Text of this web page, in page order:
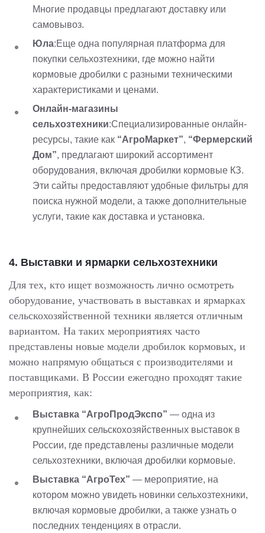
Многие продавцы предлагают доставку или
самовывоз.
Юла:Еще одна популярная платформа для
покупки сельхозтехники, где можно найти
кормовые дробилки с разными техническими
характеристиками и ценами.
Онлайн-магазины
сельхозтехники:Специализированные онлайн-
ресурсы, такие как “АгроМаркет”, “Фермерский
Дом”, предлагают широкий ассортимент
оборудования, включая дробилки кормовые КЗ.
Эти сайты предоставляют удобные фильтры для
поиска нужной модели, а также дополнительные
услуги, такие как доставка и установка.
4. Выставки и ярмарки сельхозтехники
Для тех, кто ищет возможность лично осмотреть
оборудование, участвовать в выставках и ярмарках
сельскохозяйственной техники является отличным
вариантом. На таких мероприятиях часто
представлены новые модели дробилок кормовых, и
можно напрямую общаться с производителями и
поставщиками. В России ежегодно проходят такие
мероприятия, как:
Выставка “АгроПродЭкспо” — одна из
крупнейших сельскохозяйственных выставок в
России, где представлены различные модели
сельхозтехники, включая дробилки кормовые.
Выставка “АгроТех” — мероприятие, на
котором можно увидеть новинки сельхозтехники,
включая кормовые дробилки, а также узнать о
последних тенденциях в отрасли.